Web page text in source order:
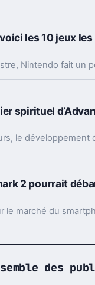
les 10 jeux
spirituel
2 pourrait
des